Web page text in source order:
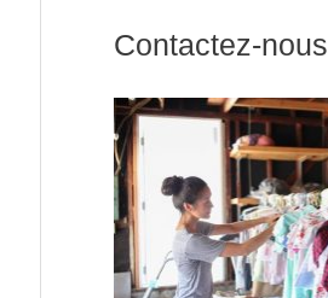
Contactez-nous